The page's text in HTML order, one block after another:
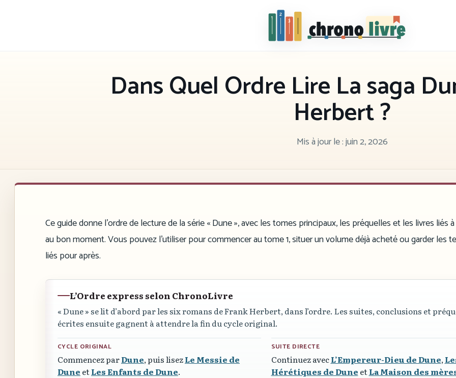
Chronolivre
Dans Quel Ordre Lire La saga
Herbert ?
Mis à jour le :juin 2, 2026
Ce guide donne l’ordre de lecture de la série « Dune », avec les tomes principaux, les préquelles et les livres liés
au bon moment. Vous pouvez l’utiliser pour commencer au tome 1, situer un volume déjà acheté ou garder les
liés pour après.
L’Ordre express selon ChronoLivre
« Dune » se lit d’abord par les six romans de Frank Herbert, dans l’ordre. Les suites, conclusions et
écrites ensuite gagnent à attendre la fin du cycle original.
CYCLE ORIGINAL
Commencez parDune, puis lisezLe Messie de
Dune etLes Enfants de Dune.
SUITE DIRECTE
Continuez avecL’Empereur-Dieu de Dune,
Hérétiques de Dune etLa Maison des